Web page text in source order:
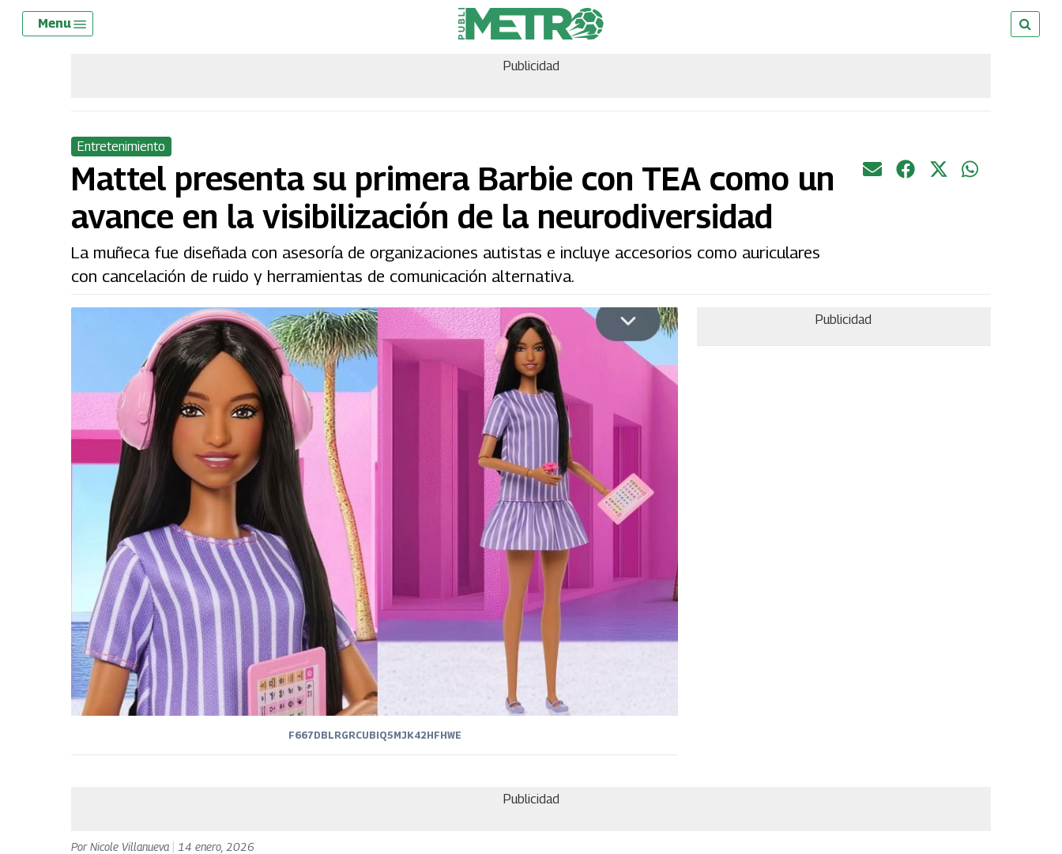
Skip
Menu
Publicidad
Entretenimiento
Mattel presenta su primera Barbie con TEA como un
avance en la visibilización de la neurodiversidad
La muñeca fue diseñada con asesoría de organizaciones autistas e incluye accesorios como auriculares
con cancelación de ruido y herramientas de comunicación alternativa.
F667DBLRGRCUBIQ5MJK42HFHWE
Publicidad
Publicidad
PorNicole Villanueva 14 enero, 2026
Menu